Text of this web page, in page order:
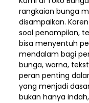
rangkaian bunga
disampaikan.
soal penampilan,
bisa menyentuh
mendalam bagi
bunga, warna,
peran penting
yang menjadi
bukan hanya